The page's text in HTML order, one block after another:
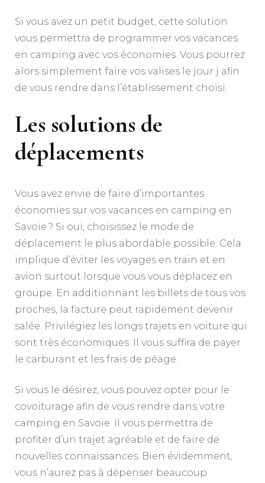
Si vous avez un petit budget, cette solution
vous permettra de programmer vos vacances
en camping avec vos économies. Vous pourrez
alors simplement faire vos valises le jour j afin
de vous rendre dans l’établissement choisi.
Les solutions de
déplacements
Vous avez envie de faire d’importantes
économies sur vos vacances en camping en
Savoie ? Si oui, choisissez le mode de
déplacement le plus abordable possible. Cela
implique d’éviter les voyages en train et en
avion surtout lorsque vous vous déplacez en
groupe. En additionnant les billets de tous vos
proches, la facture peut rapidement devenir
salée. Privilégiez les longs trajets en voiture qui
sont très économiques. Il vous suffira de payer
le carburant et les frais de péage.
Si vous le désirez, vous pouvez opter pour le
covoiturage afin de vous rendre dans votre
camping en Savoie. Il vous permettra de
profiter d’un trajet agréable et de faire de
nouvelles connaissances. Bien évidemment,
vous n’aurez pas à dépenser beaucoup